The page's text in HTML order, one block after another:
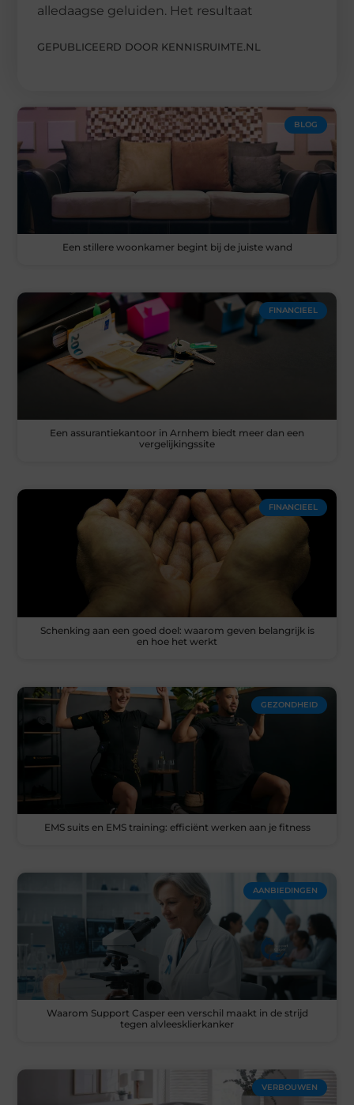
alledaagse geluiden. Het resultaat
GEPUBLICEERD DOOR KENNISRUIMTE.NL
BLOG
Een stillere woonkamer begint bij de juiste wand
FINANCIEEL
Een assurantiekantoor in Arnhem biedt meer dan een
vergelijkingssite
FINANCIEEL
Schenking aan een goed doel: waarom geven belangrijk is
en hoe het werkt
GEZONDHEID
EMS suits en EMS training: efficiënt werken aan je fitness
AANBIEDINGEN
Waarom Support Casper een verschil maakt in de strijd
tegen alvleesklierkanker
VERBOUWEN